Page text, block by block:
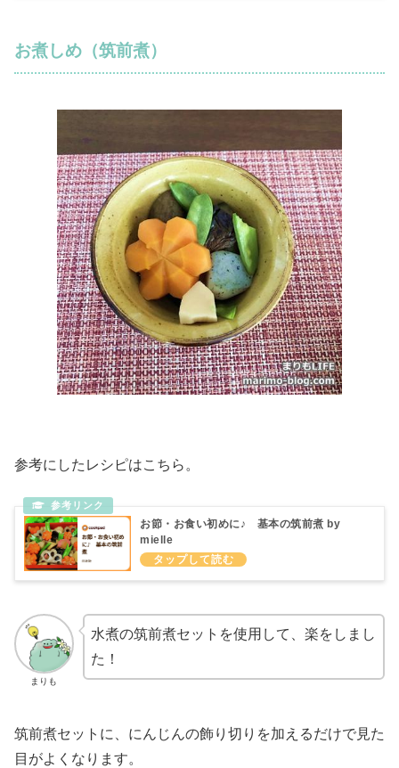
お煮しめ（筑前煮）
参考にしたレシピはこちら。
お節・お食い初めに♪ 基本の筑前煮 by
mielle
まりも
水煮の筑前煮セットを使用して、楽をしまし
た！
筑前煮セットに、にんじんの飾り切りを加えるだけで見た
目がよくなります。